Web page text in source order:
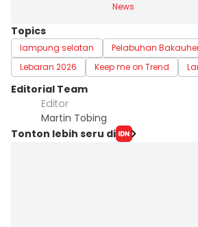
News
Topics
lampung selatan Pelabuhan
Lebaran 2026
Keep me on Trend
Editorial Team
Editor
Martin Tobing
Tonton lebih seru di